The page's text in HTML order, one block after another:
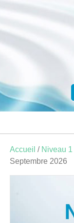
Accueil / Niveau 1
Septembre 2026